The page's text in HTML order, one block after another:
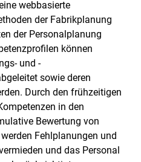
webbasierte
der Fabrikplanung
der Personalplanung
können
und -
sowie deren
Durch den frühzeitigen
in den
Bewertung von
Fehlplanungen und
und das Personal